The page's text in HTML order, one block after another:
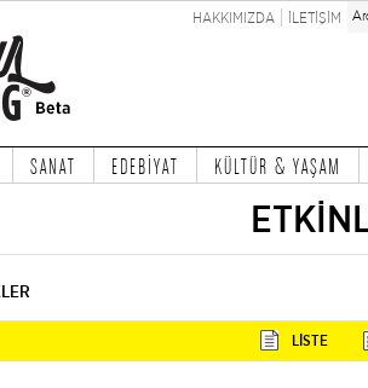
HAKKIMIZDA İLETİŞİM
SANAT EDEBİYAT KÜLTÜR & YAŞAM
LİSTE